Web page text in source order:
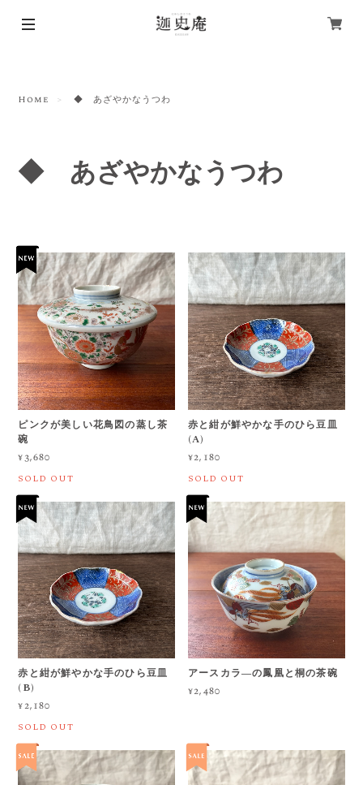
Home ◆ あざやかなうつわ
◆ あざやかなうつわ
ピンクが美しい花鳥図の蒸し茶
碗
¥3,680
SOLD OUT
赤と紺が鮮やかな手のひら豆皿
(A)
¥2,180
SOLD OUT
赤と紺が鮮やかな手のひら豆皿
(B)
¥2,180
SOLD OUT
アースカラ―の鳳凰と桐の茶碗
¥2,480